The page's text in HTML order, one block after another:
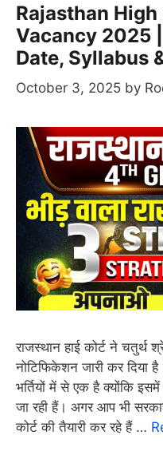
Rajasthan
Vacancy 2025
Date, Syllabus
October 3, 2025 by
राजस्थान हाई कोर्ट ने
नोटिफिकेशन जारी कर दिया
भर्तियों में से एक है क्योंकि
जा रही हैं। अगर आप भी
कोर्ट की तैयारी कर रहे हैं …